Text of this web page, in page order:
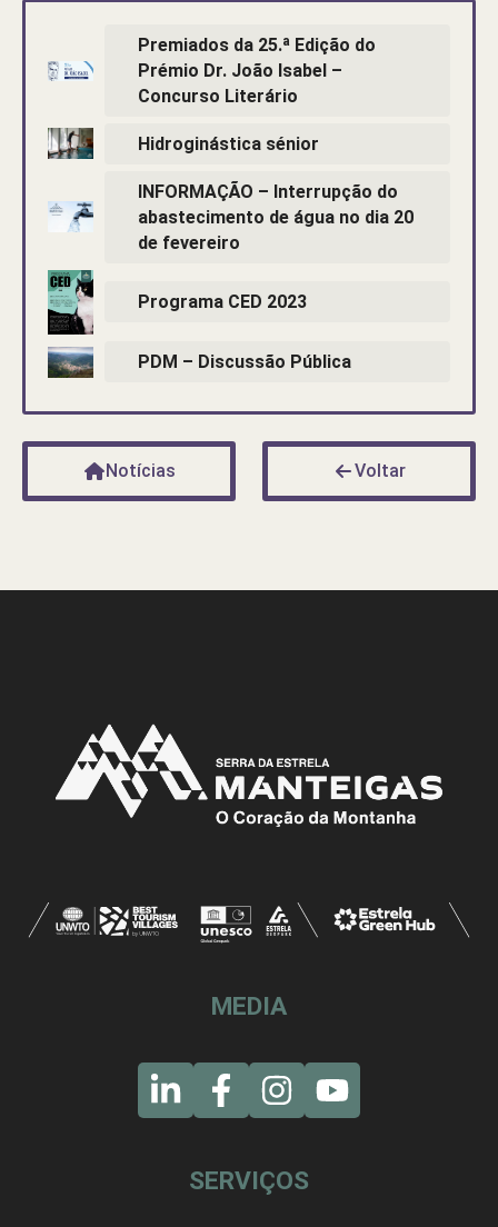
Premiados da 25.ª Edição do
Prémio Dr. João Isabel –
Concurso Literário
Hidroginástica sénior
INFORMAÇÃO – Interrupção do
abastecimento de água no dia 20
de fevereiro
Programa CED 2023
PDM – Discussão Pública
Notícias Voltar
MEDIA
SERVIÇOS